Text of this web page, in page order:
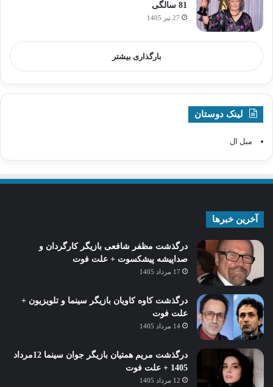
81 سالگی
27 تیر 1405
بارگذاری بیشتر
لینک دوستان
مبل ال
آخرین خبرها
درگذشت مظفر شافعی بازیگر کارگردان و
صداپیشه پیشکسوت + علت فوت
17 مرداد 1405
درگذشت کاوه کاویان بازیگر سینما و تلویزیون +
علت فوت
14 مرداد 1405
درگذشت مریم همتیان بازیگر جوان سینما 12مرداد
1405 + علت فوت
12 مرداد 1405